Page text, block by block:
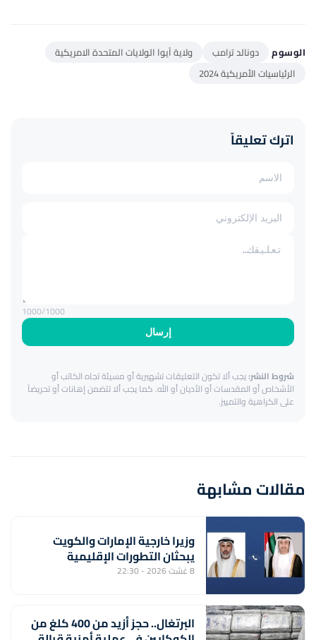
الوسوم دونالد ترامب
ولاية آيوا الولايات المتحدة الامريكية
الرئياسيات الأمريكية 2024
اترك تعليقاً
إرسال
1000/1000
شروط النشر:يجب ألا تكون التعليقات تشهيرية أو مسيئة تجاه الكاتب أو
الأشخاص أو المقدسات أو الأديان أو الله. كما يجب ألا تتضمن إهانات أو تحريضاً
على الكراهية والتمييز.
مقالات مشابهة
وزيرا خارجية الإمارات والكويت
يبحثان التطورات الإقليمية
8 غشت 2026 - 22:30
البرتغال.. حجز أزيد من 400 كلغ من